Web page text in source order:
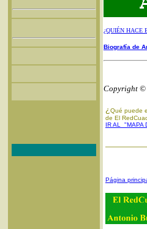
¿QUIÉN HACE
Biografía de
Copyright ©
¿ Qué puede
de El
IR AL "MAPA
Página